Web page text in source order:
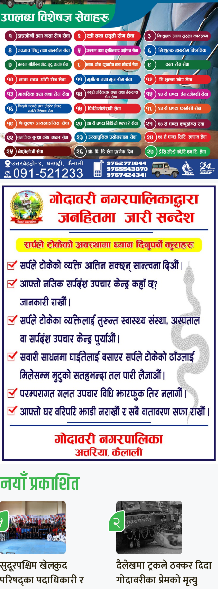
नयाँ प्रकाशित
सुदूरपश्चिम खेलकुद
परिषद्का पदाधिकारी र
दैलेखमा ट्रकले ठक्कर दिदा
गोदावरीका प्रेमको मृत्यु